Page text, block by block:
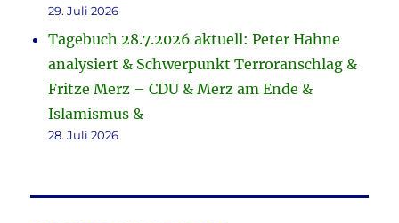
29. Juli 2026
Tagebuch 28.7.2026 aktuell: Peter Hahne
analysiert & Schwerpunkt Terroranschlag &
Fritze Merz – CDU & Merz am Ende &
Islamismus &
28. Juli 2026